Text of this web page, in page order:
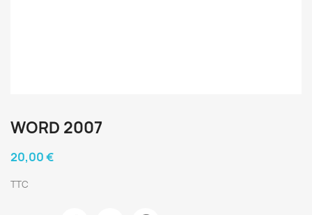
WORD 2007
20,00 €
TTC